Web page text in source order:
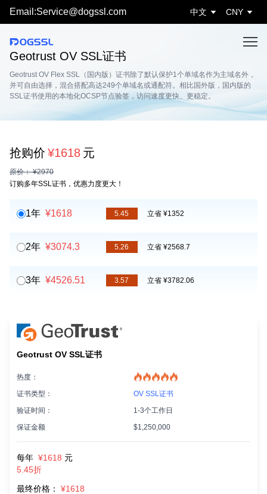
Email:Service@dogssl.com 中文 CNY
Geotrust OV SSL证书
Geotrust OV Flex SSL（国内版）证书除了默认保护1个单域名作为主域名外，
并可自由选择，混合搭配高达249个单域名或通配符。相比国外版，国内版的
SSL证书使用的本地化OCSP节点验签，访问速度更快、更稳定。
抢购价 ¥1618 元
原价： ¥2970
订购多年SSL证书，优惠力度更大！
1年 ¥1618 5.45 立省 ¥1352
2年 ¥3074.3 5.26 立省 ¥2568.7
3年 ¥4526.51 3.57 立省 ¥3782.06
Geotrust OV SSL证书
热度：
证书类型：
OV SSL证书
验证时间：
1-3个工作日
保证金额
$1,250,000
每年 ¥1618 元
5.45折
最终价格：
¥1618